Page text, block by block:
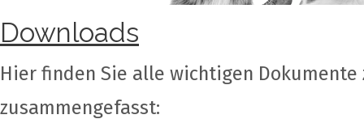
Downloads
Hier finden Sie alle wichtigen Dokumente
zusammengefasst: